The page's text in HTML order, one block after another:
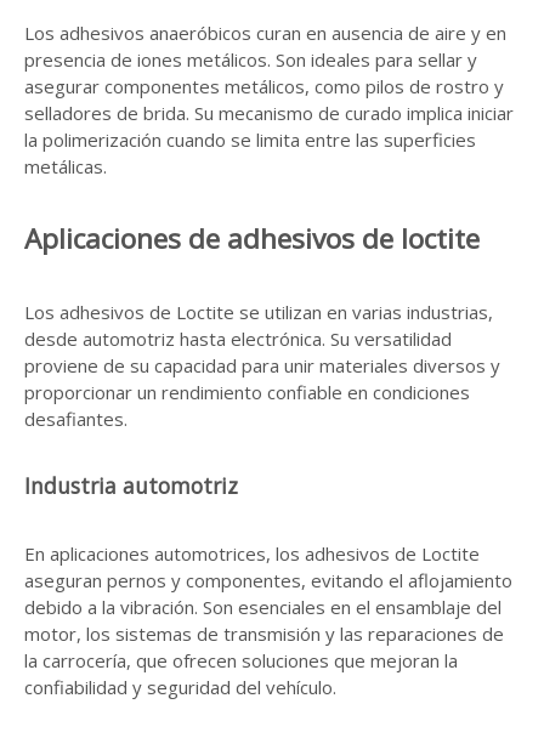
Los adhesivos anaeróbicos curan en ausencia de aire y en
presencia de iones metálicos. Son ideales para sellar y
asegurar componentes metálicos, como pilos de rostro y
selladores de brida. Su mecanismo de curado implica iniciar
la polimerización cuando se limita entre las superficies
metálicas.
Aplicaciones de adhesivos de loctite
Los adhesivos de Loctite se utilizan en varias industrias,
desde automotriz hasta electrónica. Su versatilidad
proviene de su capacidad para unir materiales diversos y
proporcionar un rendimiento confiable en condiciones
desafiantes.
Industria automotriz
En aplicaciones automotrices, los adhesivos de Loctite
aseguran pernos y componentes, evitando el aflojamiento
debido a la vibración. Son esenciales en el ensamblaje del
motor, los sistemas de transmisión y las reparaciones de
la carrocería, que ofrecen soluciones que mejoran la
confiabilidad y seguridad del vehículo.